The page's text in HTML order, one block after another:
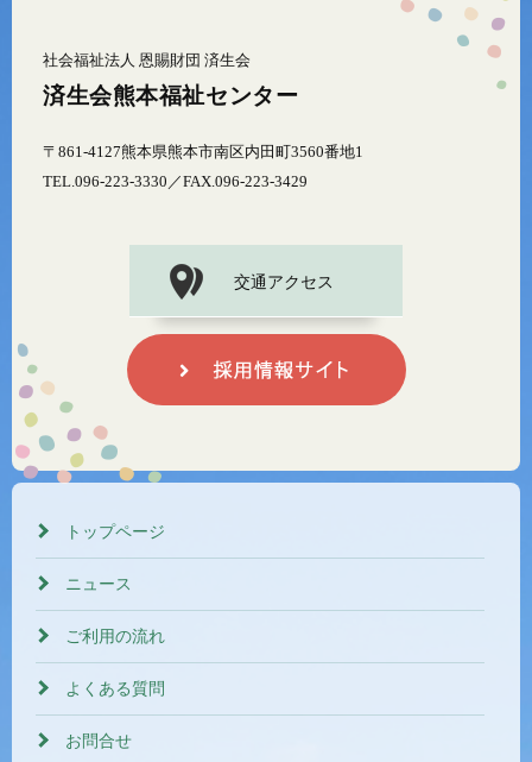
社会福祉法人 恩賜財団 済生会
済生会熊本福祉センター
〒861-4127熊本県熊本市南区内田町3560番地1
TEL.096-223-3330／FAX.096-223-3429
交通アクセス
トップページ
ニュース
ご利用の流れ
よくある質問
お問合せ